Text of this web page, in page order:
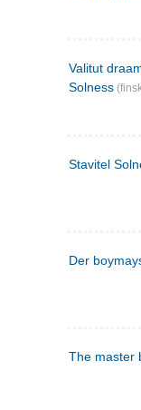
Valitut
Solness
Stavitel
Der
The master